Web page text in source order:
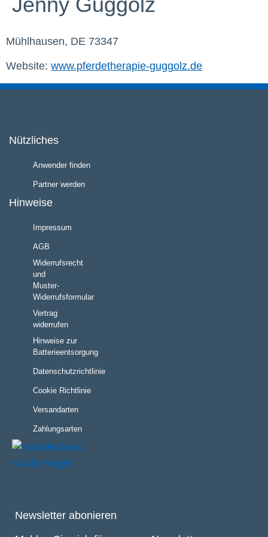
Mühlhausen, DE 73347
Website: www.pferdetherapie-guggolz.de
Nützliches
Anwender finden
Partner werden
Hinweise
Impressum
AGB
Widerrufsrecht
und
Muster-
Widerrufsformular
Vertrag
widerrufen
Hinweise zur
Batterieentsorgung
Datenschutzrichtlinie
Cookie Richtlinie
Versandarten
Zahlungsarten
Newsletter abonieren